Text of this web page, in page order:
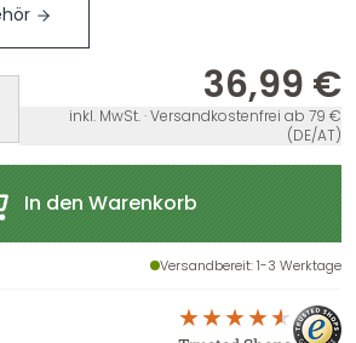
36,99 €
inkl. MwSt. · Versandkostenfrei ab 79 €
(DE/AT)
In den Warenkorb
Versandbereit: 1-3 Werktage